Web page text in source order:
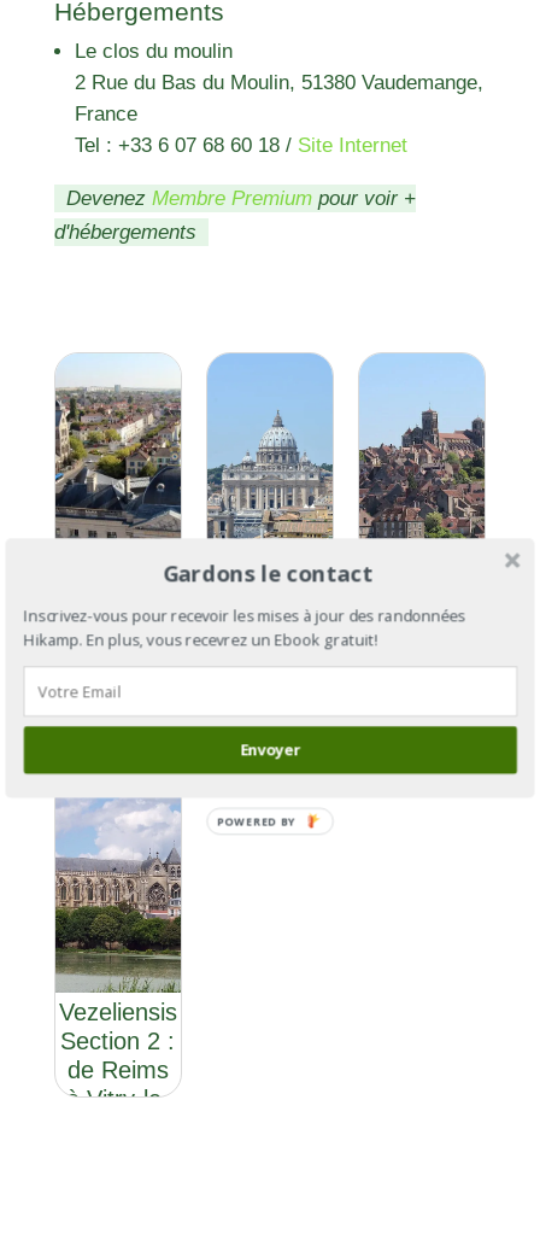
Hébergements
Le clos du moulin
2 Rue du Bas du Moulin, 51380 Vaudemange,
France
Tel : +33 6 07 68 60 18/ Site Internet
Devenez Membre Premiumpour voir +
d'hébergements
Francigena
Section 4 :
de Reims
à Bar-sur-
Aube
Via
: de
Vezeliensis,
de Brûly à
Saint-
GR®654 :
la Via
Vezeliensis
Section 2 :
de Reims
à Vitry-le-
Gardons le contact
Inscrivez-vous pour recevoir les mises à jour des randonnées
Hikamp. En plus, vous recevrez un Ebook gratuit!
Envoyer
POWERED BY